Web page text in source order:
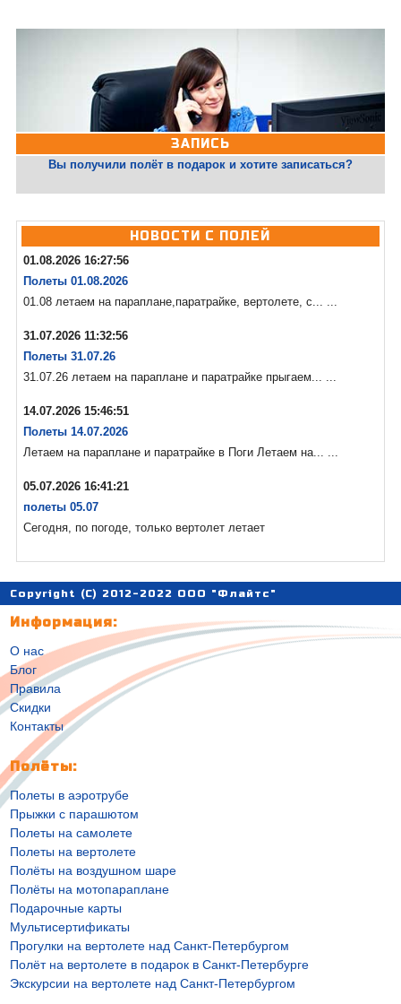
ЗАПИСЬ
Вы получили полёт в подарок и хотите записаться?
НОВОСТИ С ПОЛЕЙ
01.08.2026 16:27:56
Полеты 01.08.2026
01.08 летаем на параплане,паратрайке, вертолете, с... ...
31.07.2026 11:32:56
Полеты 31.07.26
31.07.26 летаем на параплане и паратрайке прыгаем... ...
14.07.2026 15:46:51
Полеты 14.07.2026
Летаем на параплане и паратрайке в Поги Летаем на... ...
05.07.2026 16:41:21
полеты 05.07
Сегодня, по погоде, только вертолет летает
Copyright (C) 2012-2022 ООО "Флайтс"
Информация:
О нас
Блог
Правила
Скидки
Контакты
Полёты:
Полеты в аэротрубе
Прыжки с парашютом
Полеты на самолете
Полеты на вертолете
Полёты на воздушном шаре
Полёты на мотопараплане
Подарочные карты
Мультисертификаты
Прогулки на вертолете над Санкт-Петербургом
Полёт на вертолете в подарок в Санкт-Петербурге
Экскурсии на вертолете над Санкт-Петербургом